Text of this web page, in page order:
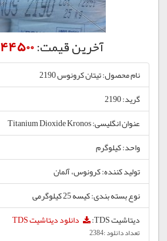
آخرین قیمت:144500
نام محصول: تیتان کرونوس 2190
گرید: 2190
عنوان انگلیسی: Titanium Dioxide Kronos
واحد: کیلوگرم
تولید کننده: کرونوس، آلمان
نوع بسته بندی: کیسه 25 کیلوگرمی
دیتاشیت TDS:
دانلود دیتاشیت TDS
تعداد دانلود :2384